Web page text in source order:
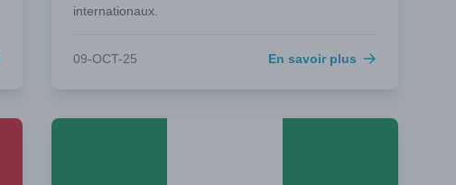
internationaux.
09-OCT-25 En savoir plus